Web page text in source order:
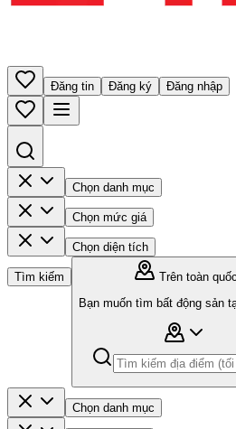
Đăng tin Đăng ký Đăng nhập
Chọn danh mục
Chọn mức giá
Chọn diện tích
Tìm kiếm
Trên toàn quốc
Bạn muốn tìm bất động sản
Chọn danh mục